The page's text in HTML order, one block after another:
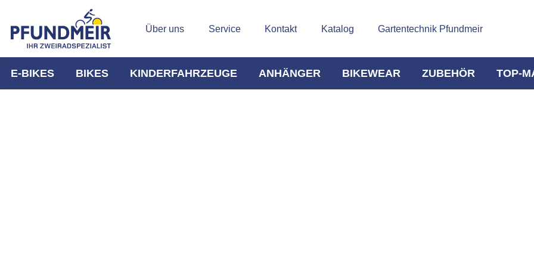
Über uns Service Kontakt Katalog Gartentechnik Pfundmeir
E-BIKES BIKES KINDERFAHRZEUGE ANHÄNGER BIKEWEAR ZUBEHÖR TOP-